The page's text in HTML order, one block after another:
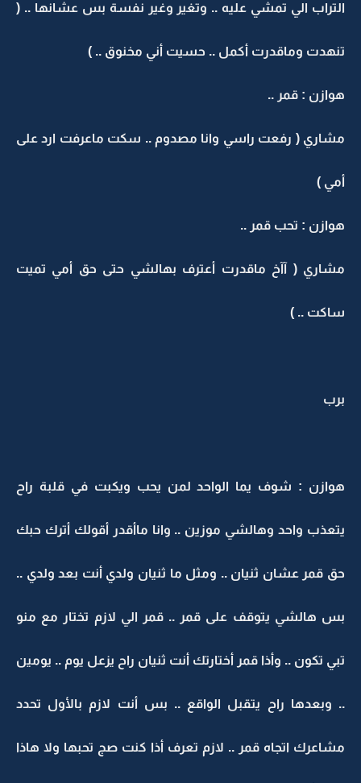
التراب الي تمشي عليه .. وتغير وغير نفسة بس عشانها .. (
تنهدت وماقدرت أكمل .. حسيت أني مخنوق .. )
هوازن : قمر ..
مشاري ( رفعت راسي وانا مصدوم .. سكت ماعرفت ارد على
أمي )
هوازن : تحب قمر ..
مشاري ( آآخ ماقدرت أعترف بهالشي حتى حق أمي تميت
ساكت .. )
برب
هوازن : شوف يما الواحد لمن يحب ويكبت في قلبة راح
يتعذب واحد وهالشي موزين .. وانا ماأقدر أقولك أترك حبك
حق قمر عشان ثنيان .. ومثل ما ثنيان ولدي أنت بعد ولدي ..
بس هالشي يتوقف على قمر .. قمر الي لازم تختار مع منو
تبي تكون .. وأذا قمر أختارتك أنت ثنيان راح يزعل يوم .. يومين
.. وبعدها راح يتقبل الواقع .. بس أنت لازم بالأول تحدد
مشاعرك اتجاه قمر .. لازم تعرف أذا كنت صج تحبها ولا هاذا